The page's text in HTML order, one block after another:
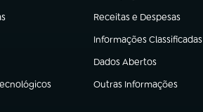
Receitas e Despesas
(abre em nova aba)
Informações Classificadas
(abre em nova aba)
Dados Abertos
(abre em nova aba)
Outras Informações
(abre em nova aba)